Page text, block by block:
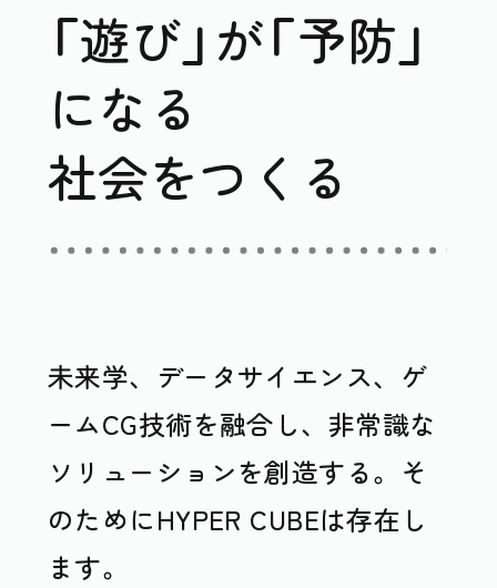
「遊び」が「予防」
になる
社会をつくる
未来学、データサイエンス、ゲ
ームCG技術を融合し、非常識な
ソリューションを創造する。そ
のためにHYPER CUBEは存在し
ます。